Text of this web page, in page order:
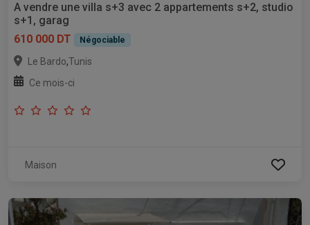
A vendre une villa s+3 avec 2 appartements s+2, studio
s+1, garag
610 000 DT
Négociable
Le Bardo,Tunis
Ce mois-ci
Maison